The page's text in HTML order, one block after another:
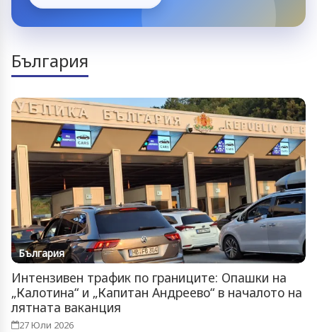
България
България
Интензивен трафик по границите: Опашки на
„Калотина“ и „Капитан Андреево“ в началото на
лятната ваканция
27 Юли 2026